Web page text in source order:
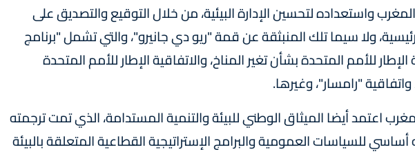
المغرب واستعداده لتحسين الإدارة البيئية، من خلال التوقيع والتصديق على
ولا سيما تلك المنبثقة عن قمة "ريو دي جانيرو"، والتي تشمل "برنامج
والاتفاقية الإطار للأمم المتحدة بشأن تغير المناخ، والاتفاقية الإطار للأمم المتحدة
"رامسار"، وغيرها.
اعتمد أيضا الميثاق الوطني للبيئة والتنمية المستدامة، الذي تمت ترجمته
للسياسات العمومية والبرامج الإستراتيجية القطاعية المتعلقة بالبيئة